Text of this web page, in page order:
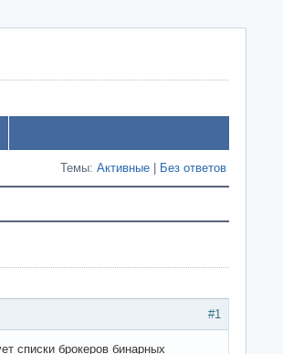
Темы: Активные Без ответов
#1
списки брокеров бинарных